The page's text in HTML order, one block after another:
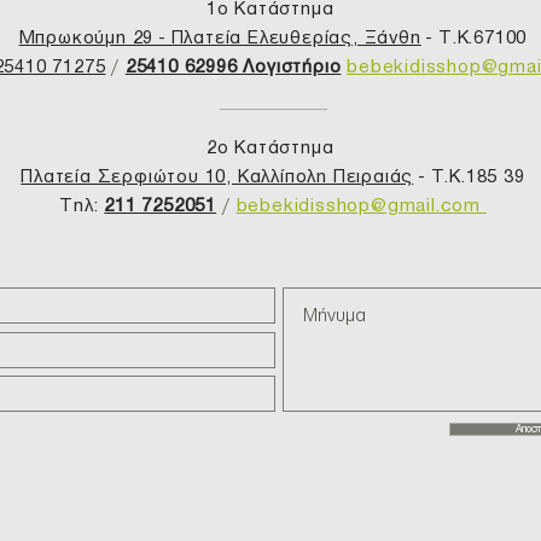
1ο Κατάστημα
Μπρωκούμη 29 - Πλατεία Ελευθερίας, Ξάνθη - T.K.67100
71275 / 25410 62996 Λογιστήριο
2ο Κατάστημα
Πλατεία Σερφιώτου 10, Καλλίπολη Πειραιάς - T.K.185 39
Τηλ: 211 7252051 / bebekidisshop@gmail.com